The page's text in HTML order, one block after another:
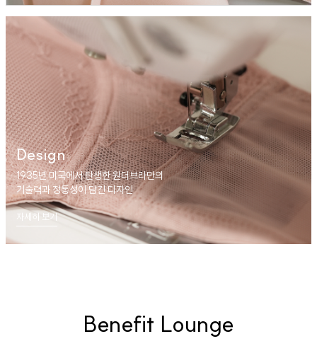
Design
1935년 미국에서 탄생한 원더브라만의
기술력과 정통성이 담긴 디자인
자세히 보기
Benefit Lounge